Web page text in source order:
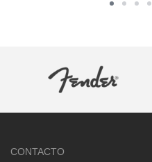
CONTACTO